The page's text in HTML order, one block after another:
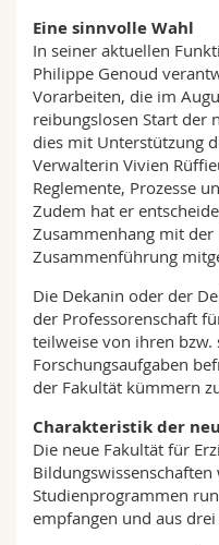
Eine sinnvolle Wahl
In seiner aktuellen
Philippe Genoud
Vorarbeiten, die im
reibungslosen Start der
dies mit Unterstützung
Verwalterin Vivien
Reglemente, Prozesse
Zudem hat er
Zusammenhang mit
Zusammenführung
Die Dekanin oder der
der Professorenschaft
teilweise von ihren bzw.
Forschungsaufgaben
der Fakultät kümmern
Charakteristik der
Die neue Fakultät für
Studienprogrammen
empfangen und aus